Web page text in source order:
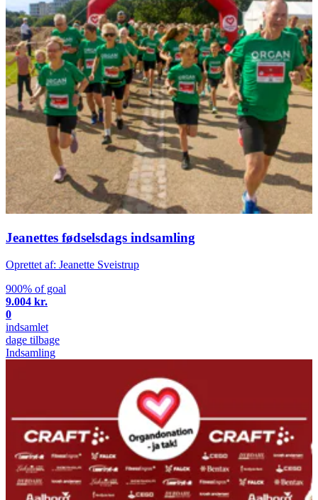
Jeanettes fødselsdags indsamling
Oprettet af: Jeanette Sveistrup
900% of goal
9.004 kr.
0
indsamlet
dage tilbage
Indsamling